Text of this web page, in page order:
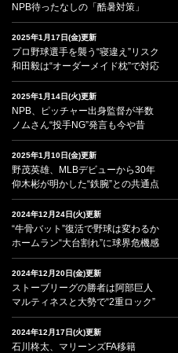
NPB待ったなしの「酷暑対策」
2025年1月17日(金)更新
プロ野球選手を襲う“寝違え”リスク
和田毅は“オーダーメイド枕”で対応
2025年1月14日(火)更新
NPB、ピッチャー出身監督が半数
ノムさん“投手NG”発言も今や昔
2025年1月10日(金)更新
野茂英雄、MLBデビューから30年
仰木彬が明かした“鉄腕”との共通点
2024年12月24日(火)更新
“牛骨バット”復活で野球は変わるか
ホームラン“大台割れ”に球界危機感
2024年12月20日(金)更新
ストーブリーグの勝者は阿部巨人
マルティネスと大勢で“2重ロック”
2024年12月17日(火)更新
石川柊太、マリーンズFA移籍